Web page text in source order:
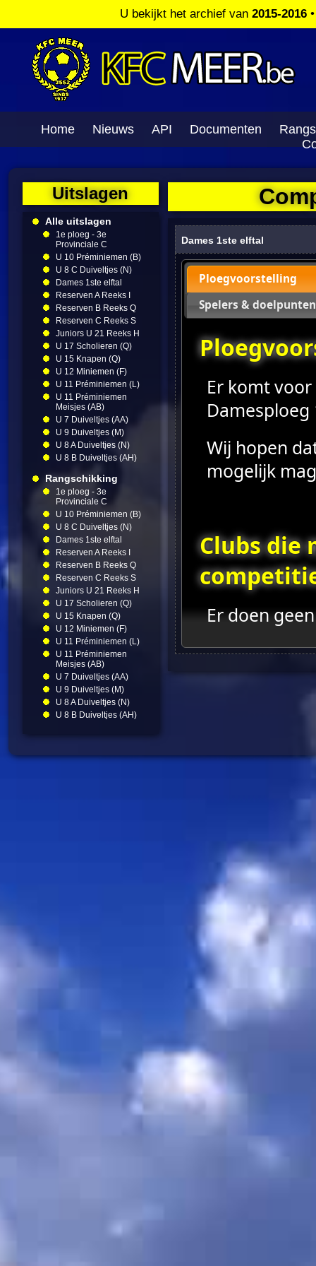
U bekijkt het archief van 2015-2016
Home Nieuws API Documenten
Uitslagen
Alle uitslagen
1e ploeg - 3e
Provinciale C
U 10 Préminiemen (B)
U 8 C Duiveltjes (N)
Dames 1ste elftal
Reserven A Reeks I
Reserven B Reeks Q
Reserven C Reeks S
Juniors U 21 Reeks H
U 17 Scholieren (Q)
U 15 Knapen (Q)
U 12 Miniemen (F)
U 11 Préminiemen (L)
U 11 Préminiemen
Meisjes (AB)
U 7 Duiveltjes (AA)
U 9 Duiveltjes (M)
U 8 A Duiveltjes (N)
U 8 B Duiveltjes (AH)
Rangschikking
1e ploeg - 3e
Provinciale C
U 10 Préminiemen (B)
U 8 C Duiveltjes (N)
Dames 1ste elftal
Reserven A Reeks I
Reserven B Reeks Q
Reserven C Reeks S
Juniors U 21 Reeks H
U 17 Scholieren (Q)
U 15 Knapen (Q)
U 12 Miniemen (F)
U 11 Préminiemen (L)
U 11 Préminiemen
Meisjes (AB)
U 7 Duiveltjes (AA)
U 9 Duiveltjes (M)
U 8 A Duiveltjes (N)
U 8 B Duiveltjes (AH)
Dames 1ste elftal
Ploegvoorstelling
Spelers & doelpunten
Er komt
Wij hopen
mogelijk
Clubs die
Er doen